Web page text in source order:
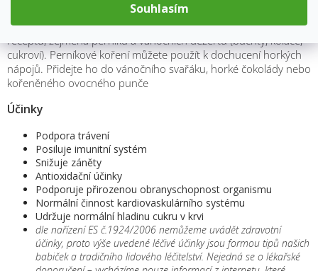
Souhlasím
Perníkové koření je vynikající pro dochucení různých sladkých
receptů, zejména perníků a vánočních dezertů (buchty, koláče,
cukroví). Perníkové koření můžete použít k dochucení horkých
nápojů. Přidejte ho do vánočního svařáku, horké čokolády nebo
kořeněného ovocného punče
Účinky
Podpora trávení
Posiluje imunitní systém
Snižuje záněty
Antioxidační účinky
Podporuje přirozenou obranyschopnost organismu
Normální činnost kardiovaskulárního systému
Udržuje normální hladinu cukru v krvi
dle nařízení ES č.1924/2006 nemůžeme uvádět zdravotní
účinky, proto výše uvedené léčivé účinky jsou formou tipů našich
babiček a tradičního lidového léčitelství. Nejedná se o lékařské